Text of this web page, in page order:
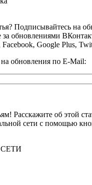
Подписывайтесь на
за обновлениями
Google Plus,
обновления по E-Mail:
Расскажите об этой
сети с помощью